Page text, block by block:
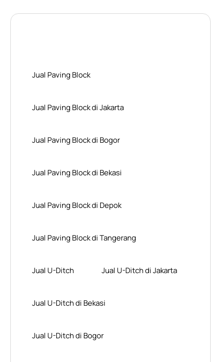
Jual Paving Block
Jual Paving Block di Jakarta
Jual Paving Block di Bogor
Jual Paving Block di Bekasi
Jual Paving Block di Depok
Jual Paving Block di Tangerang
Jual U-Ditch Jual U-Ditch di Jakarta
Jual U-Ditch di Bekasi
Jual U-Ditch di Bogor